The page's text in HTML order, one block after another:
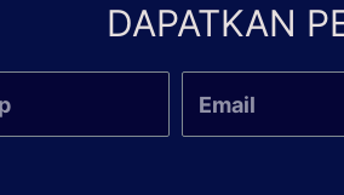
DAPATKAN